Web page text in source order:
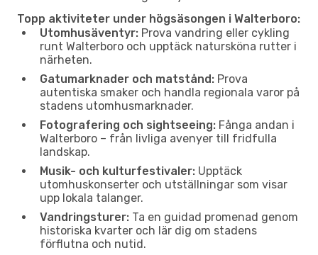
Topp aktiviteter under högsäsongen i Walterboro:
Utomhusäventyr: Prova vandring eller cykling
runt Walterboro och upptäck natursköna rutter i
närheten.
Gatumarknader och matstånd: Prova
autentiska smaker och handla regionala varor på
stadens utomhusmarknader.
Fotografering och sightseeing: Fånga andan i
Walterboro – från livliga avenyer till fridfulla
landskap.
Musik- och kulturfestivaler: Upptäck
utomhuskonserter och utställningar som visar
upp lokala talanger.
Vandringsturer: Ta en guidad promenad genom
historiska kvarter och lär dig om stadens
förflutna och nutid.